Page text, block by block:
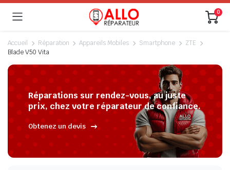
0
Accueil Réparation Appareils Mobiles Smartphone
ZTE
Blade V50 Vita
Réparations sur rendez-vous, au juste
prix, chez votre réparateur de confiance.
Obtenez un devis